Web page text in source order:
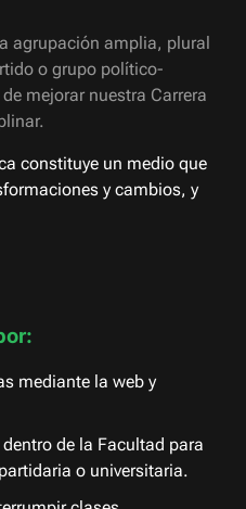
agrupación amplia, plural
o grupo político-
mejorar nuestra Carrera
constituye un medio que
y cambios, y
mediante la web y
de la Facultad para
o universitaria.